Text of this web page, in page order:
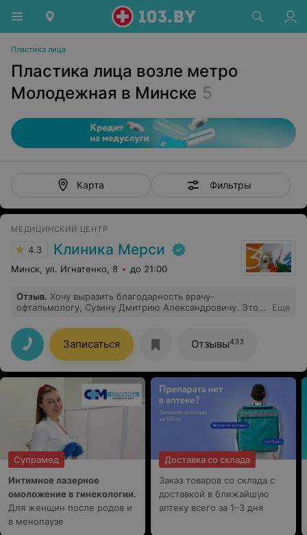
Пластика лица
Пластика лица возле метро
Молодежная в Минске 5
Карта Фильтры
МЕДИЦИНСКИЙ ЦЕНТР
4.3 Клиника Мерси
Минск, ул. Игнатенко, 8 до 21:00
Отзыв. Хочу выразить благодарность врачу-
офтальмологу, Сузину Дмитрию Александровичу. Это
умеющий чувствовать и понимать настроение и
состояние пациента.Делала у него коррекцию зрения,
долго шла к этому- боялась. Но после консультации
(диагностики) врач успокоил, все подробно объяснил
и я решилась. Теперь очень благодарна! Я без очков и
с хорошим зрением! Жалею только, что не сделала это
раньше. Еще хотелось бы отметить, мед центр
«Мерси» прекрасно оборудованная клиника, со вкусом
оформленный интерьер, очень чисто.
Еще
Записаться Отзывы433
Супрамед
Интимное лазерное
омоложение в гинекологии.
Для женщин после родов и
в менопаузе
Доставка со склада
Заказ товаров со склада с
доставкой в ближайшую
аптеку всего за 1–3 дня